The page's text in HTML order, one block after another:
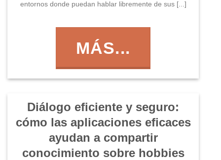
entornos donde puedan hablar libremente de sus [...]
MÁS...
Diálogo eficiente y seguro:
cómo las aplicaciones eficaces
ayudan a compartir
conocimiento sobre hobbies